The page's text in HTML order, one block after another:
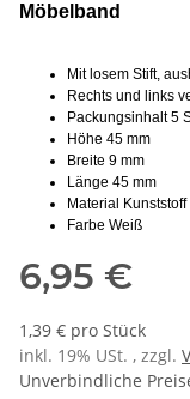
Möbelband
Mit losem Stift,
Rechts und links
Packungsinhalt 5
Höhe 45 mm
Breite 9 mm
Länge 45 mm
Material Kunststoff
Farbe Weiß
6,95 €
1,39 € pro Stück
inkl. 19% USt. , zzgl.
Unverbindliche